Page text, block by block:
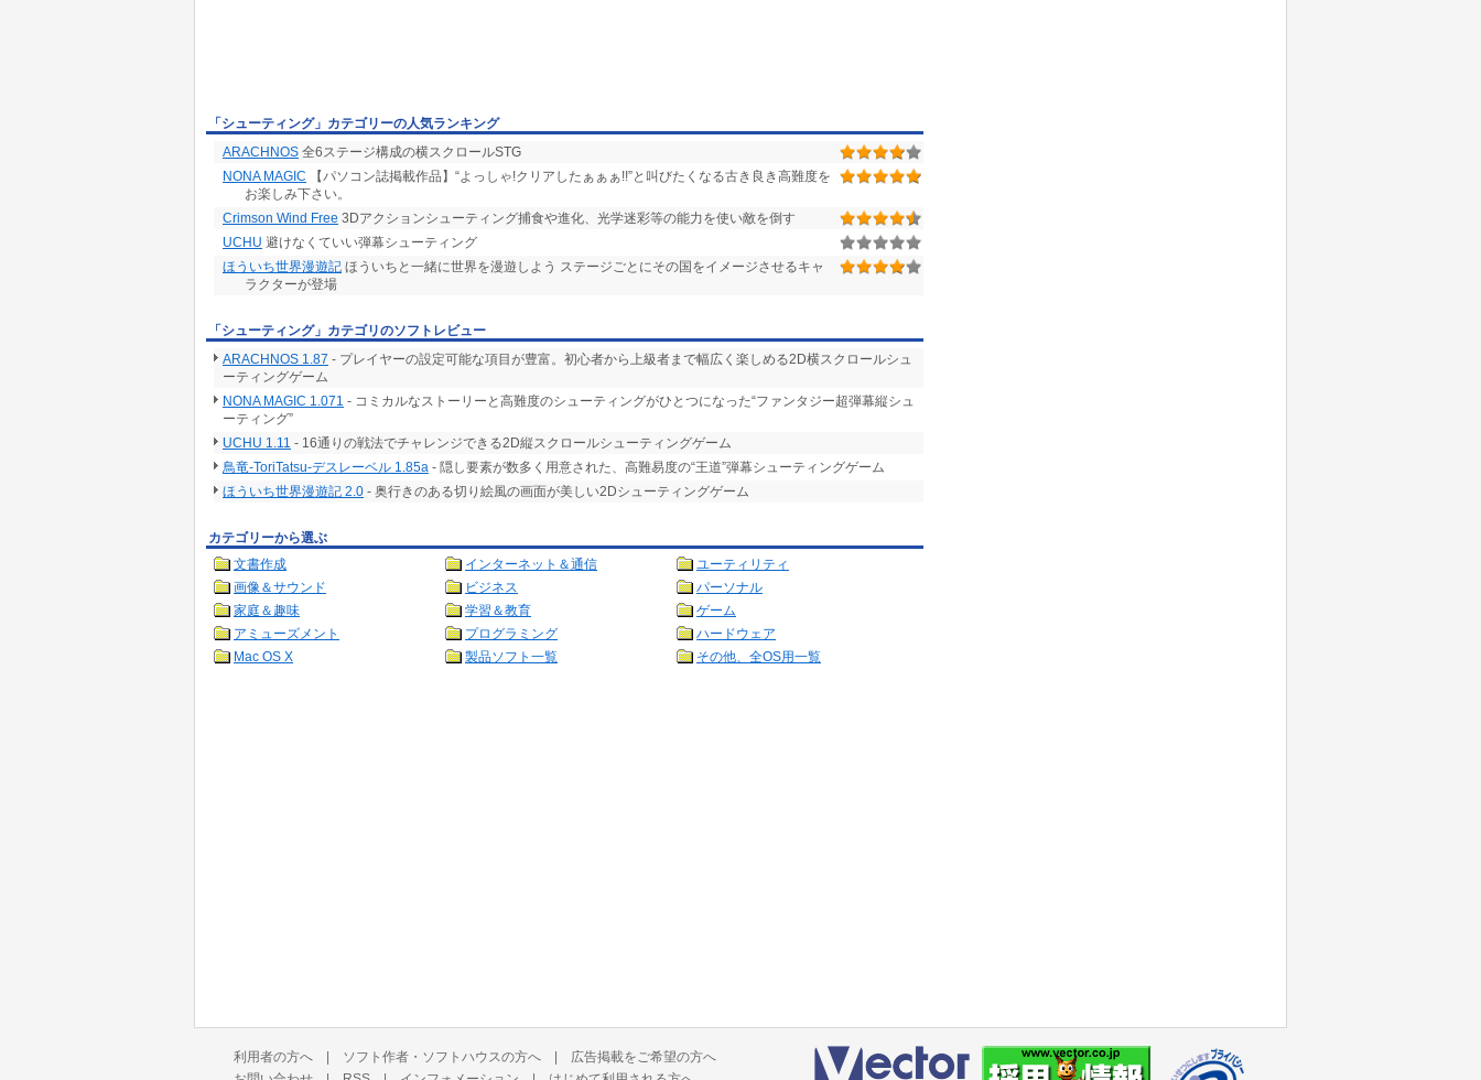
「シューティング」カテゴリーの人気ランキング
ARACHNOS 全6ステージ構成の横スクロールSTG
NONA MAGIC 【パソコン誌掲載作品】“よっしゃ!クリアしたぁぁぁ!!”と叫びたくなる古き良き高難度を
お楽しみ下さい。
Crimson Wind Free 3Dアクションシューティング捕食や進化、光学迷彩等の能力を使い敵を倒す
UCHU 避けなくていい弾幕シューティング
ほういち世界漫遊記 ほういちと一緒に世界を漫遊しよう ステージごとにその国をイメージさせるキャ
ラクターが登場
「シューティング」カテゴリのソフトレビュー
ARACHNOS 1.87 - プレイヤーの設定可能な項目が豊富。初心者から上級者まで幅広く楽しめる2D横スクロールシュ
ーティングゲーム
NONA MAGIC 1.071 - コミカルなストーリーと高難度のシューティングがひとつになった“ファンタジー超弾幕縦シュ
ーティング”
UCHU 1.11 - 16通りの戦法でチャレンジできる2D縦スクロールシューティングゲーム
鳥竜-ToriTatsu-デスレーベル 1.85a - 隠し要素が数多く用意された、高難易度の“王道”弾幕シューティングゲーム
ほういち世界漫遊記 2.0 - 奥行きのある切り絵風の画面が美しい2Dシューティングゲーム
カテゴリーから選ぶ
文書作成
インターネット＆通信
ユーティリティ
画像＆サウンド
ビジネス
パーソナル
家庭＆趣味
学習＆教育
ゲーム
アミューズメント
プログラミング
ハードウェア
Mac OS X
製品ソフト一覧 その他、全OS用一覧
利用者の方へ | ソフト作者・ソフトハウスの方へ | 広告掲載をご希望の方へ